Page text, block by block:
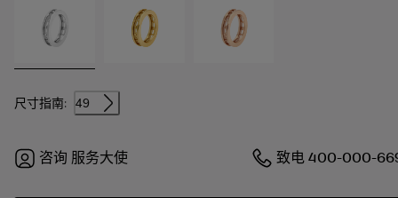
尺寸指南: 49
咨询 服务大使 致电400-000-